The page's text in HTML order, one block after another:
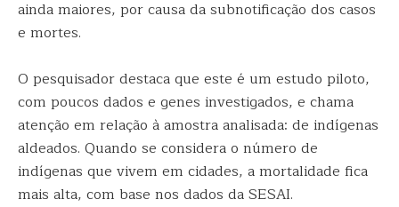
ainda maiores, por causa da subnotificação dos casos
e mortes.
O pesquisador destaca que este é um estudo piloto,
com poucos dados e genes investigados, e chama
atenção em relação à amostra analisada: de indígenas
aldeados. Quando se considera o número de
indígenas que vivem em cidades, a mortalidade fica
mais alta, com base nos dados da SESAI.